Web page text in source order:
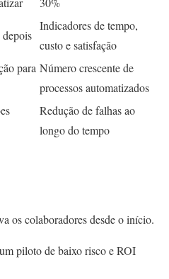
depois
Indicadores de tempo,
custo e satisfação
para Número crescente de
processos automatizados
Redução de falhas ao
longo do tempo
os colaboradores desde o início.
piloto de baixo risco e ROI